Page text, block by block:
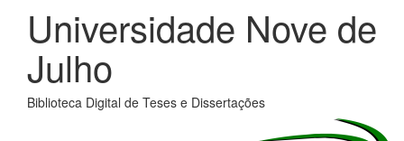
Universidade Nove de
Julho
Biblioteca Digital de Teses e Dissertações